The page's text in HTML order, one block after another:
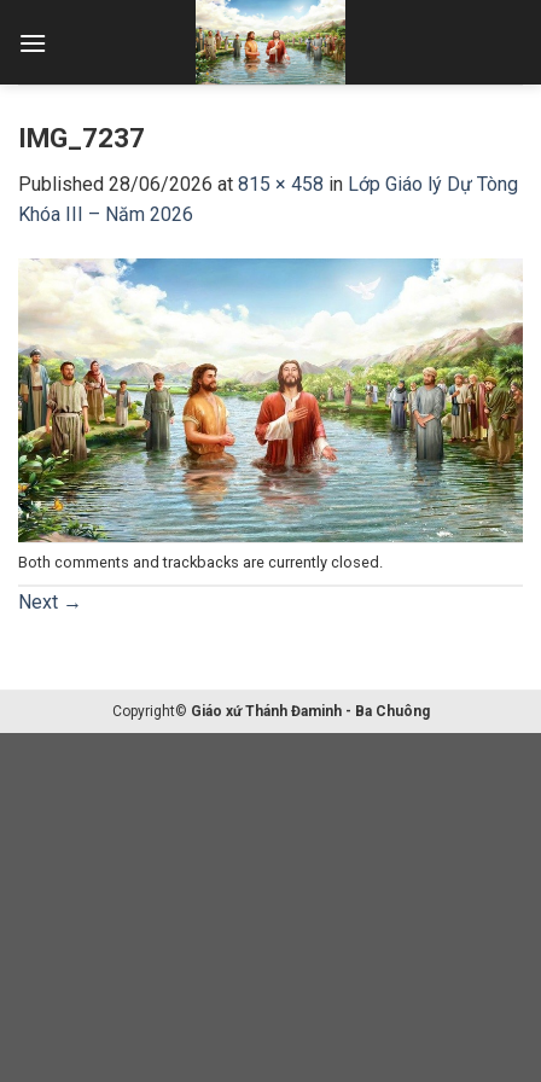
IMG_7237
Published 28/06/2026 at 815 × 458 in Lớp Giáo lý Dự Tòng
Khóa III – Năm 2026
Both comments and trackbacks are currently closed.
Next →
Copyright© Giáo xứ Thánh Đaminh - Ba Chuông